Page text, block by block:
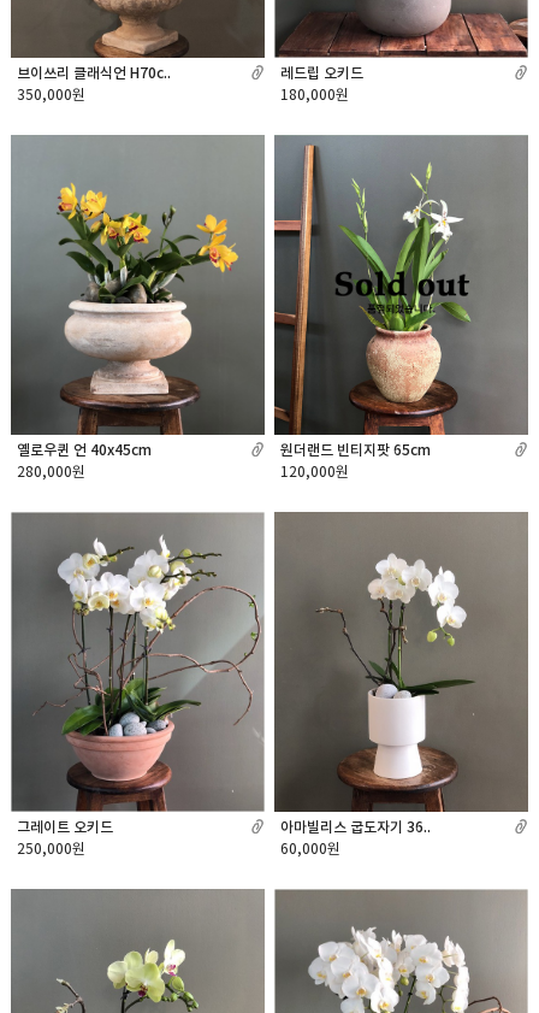
브이쓰리 클래식언 H70c..
350,000원
레드립 오키드
180,000원
옐로우퀸 언 40x45cm
280,000원
원더랜드 빈티지팟 65cm
120,000원
그레이트 오키드
250,000원
아마빌리스 굽도자기 36..
60,000원